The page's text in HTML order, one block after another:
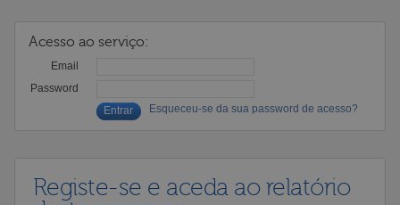
Acesso ao serviço:
Email
Password
Esqueceu-se da sua password de acesso?
Registe-se e aceda ao relatório